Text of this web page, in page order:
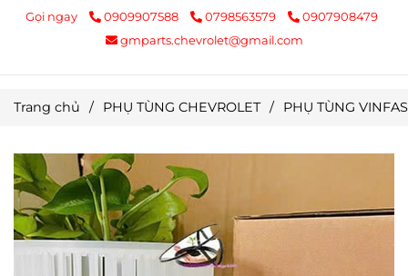
Gọi ngay 0909907588 0798563579
0907908479
gmparts.chevrolet@gmail.com
Trang chủ / PHỤ TÙNG CHEVROLET / PHỤ TÙNG